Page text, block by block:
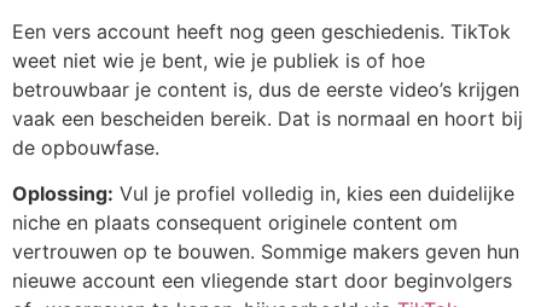
Een vers account heeft nog geen geschiedenis. TikTok
weet niet wie je bent, wie je publiek is of hoe
betrouwbaar je content is, dus de eerste video’s krijgen
vaak een bescheiden bereik. Dat is normaal en hoort bij
de opbouwfase.
Oplossing: Vul je profiel volledig in, kies een duidelijke
niche en plaats consequent originele content om
vertrouwen op te bouwen. Sommige makers geven hun
nieuwe account een vliegende start door beginvolgers